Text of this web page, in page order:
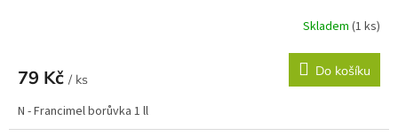
Skladem (1 ks)
79 Kč / ks
Do košíku
N - Francimel borůvka 1 ll